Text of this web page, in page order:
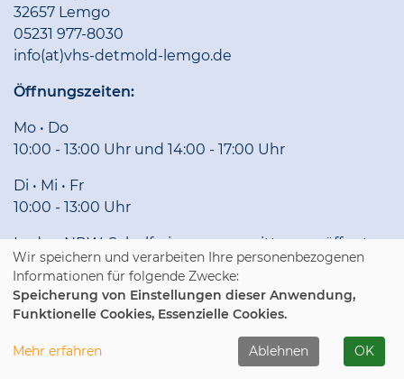
32657 Lemgo
05231 977-8030
info(at)vhs-detmold-lemgo.de
Öffnungszeiten:
Mo • Do
10:00 - 13:00 Uhr und 14:00 - 17:00 Uhr
Di • Mi • Fr
10:00 - 13:00 Uhr
In den NRW-Schulferien nur vormittags geöffnet.
Info
Impressum
AGB • Teilnahmebedingungen
Widerruf
Wir speichern und verarbeiten Ihre personenbezogenen
Informationen für folgende Zwecke:
Speicherung von Einstellungen dieser Anwendung,
Funktionelle Cookies, Essenzielle Cookies.
Mehr erfahren Ablehnen OK